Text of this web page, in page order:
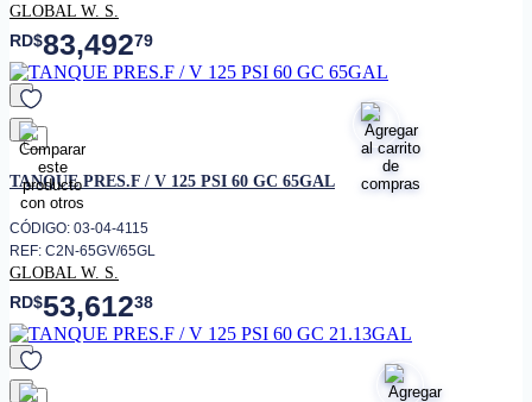
GLOBAL W. S.
RD$83,49279
favorito
TANQUE PRES.F / V 125 PSI 60 GC 65GAL
CÓDIGO: 03-04-4115
REF: C2N-65GV/65GL
GLOBAL W. S.
RD$53,61238